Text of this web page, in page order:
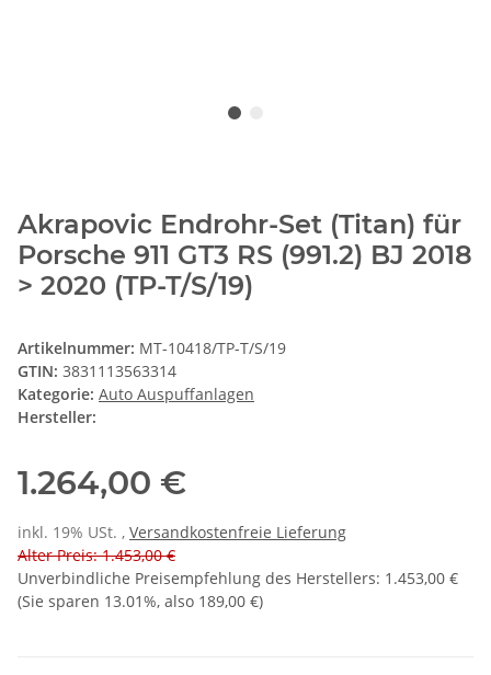
Akrapovic Endrohr-Set (Titan) für
Porsche 911 GT3 RS (991.2) BJ 2018
> 2020 (TP-T/S/19)
Artikelnummer: MT-10418/TP-T/S/19
GTIN: 3831113563314
Kategorie: Auto Auspuffanlagen
Hersteller:
1.264,00 €
inkl. 19% USt. , Versandkostenfreie Lieferung
Alter Preis: 1.453,00 €
Unverbindliche Preisempfehlung des Herstellers: 1.453,00 €
(Sie sparen 13.01%, also 189,00 €)